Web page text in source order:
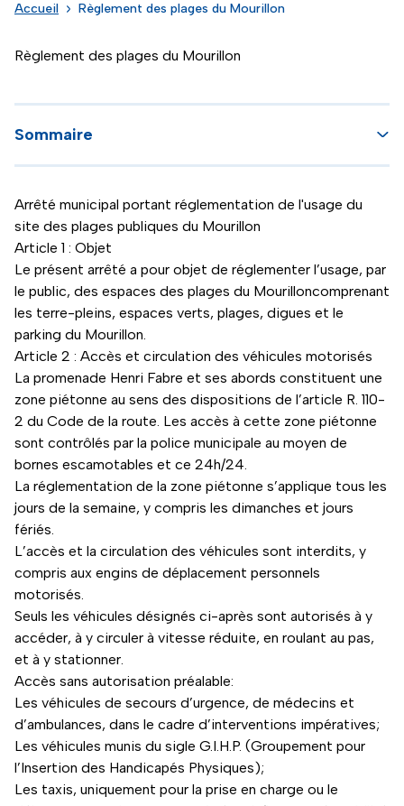
Accueil Règlement des plages du Mourillon
Règlement des plages du Mourillon
Sommaire
Arrêté municipal portant réglementation de l'usage du
site des plages publiques du Mourillon
Article 1 : Objet
Le présent arrêté a pour objet de réglementer l’usage, par
le public, des espaces des plages du Mourilloncomprenant
les terre-pleins, espaces verts, plages, digues et le
parking du Mourillon.
Article 2 : Accès et circulation des véhicules motorisés
La promenade Henri Fabre et ses abords constituent une
zone piétonne au sens des dispositions de l’article R. 110-
2 du Code de la route. Les accès à cette zone piétonne
sont contrôlés par la police municipale au moyen de
bornes escamotables et ce 24h/24.
La réglementation de la zone piétonne s’applique tous les
jours de la semaine, y compris les dimanches et jours
fériés.
L’accès et la circulation des véhicules sont interdits, y
compris aux engins de déplacement personnels
motorisés.
Seuls les véhicules désignés ci-après sont autorisés à y
accéder, à y circuler à vitesse réduite, en roulant au pas,
et à y stationner.
Accès sans autorisation préalable:
Les véhicules de secours d’urgence, de médecins et
d’ambulances, dans le cadre d’interventions impératives;
Les véhicules munis du sigle G.I.H.P. (Groupement pour
l’Insertion des Handicapés Physiques);
Les taxis, uniquement pour la prise en charge ou le